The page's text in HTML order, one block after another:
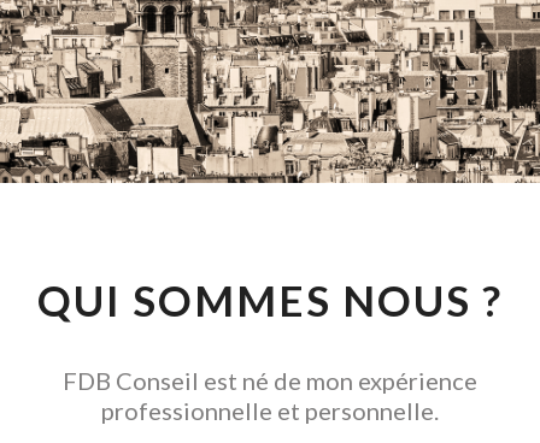
CONSEIL EN
INVESTISSEMENT
LOCATIF
GARANTIR L' ACQUISITION
QUI SOMMES NOUS ?
FDB Conseil est né de mon expérience
professionnelle et personnelle.